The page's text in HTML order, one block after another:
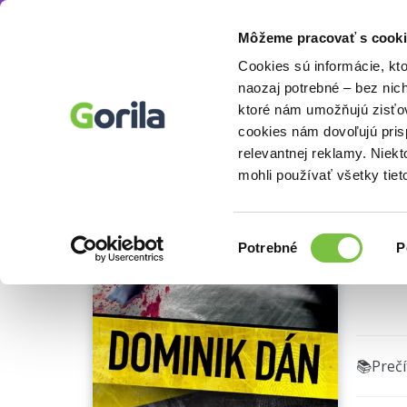
Môžeme pracovať s
Cookies sú informácie,
naozaj potrebné – bez
ktoré nám umožňujú
cookies nám dovoľujú
relevantnej reklamy.
mohli používať všetky
súhlasu
Potrebné
Beletria knihy Detektívky, trilery a
Ukážka V